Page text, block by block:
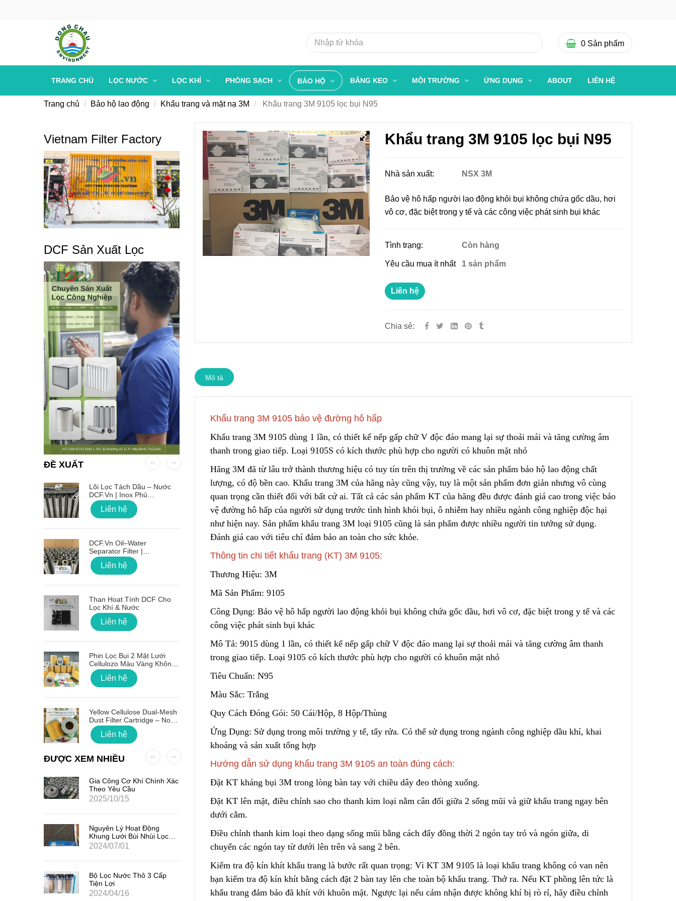
Khẩu trang 3M 9105 lọc bụi N95
Nhà sản xuất: NSX 3M
Bảo vệ hô hấp người lao động khỏi bụi không chứa gốc dầu, hơi
vô cơ, đặc biệt trong y tế và các công việc phát sinh bụi khác
Tình trạng: Còn hàng
Yêu cầu mua ít nhất 1 sản phẩm
Liên hệ
Chia sẻ:
Mô tả
Khẩu trang 3M 9105 bảo vệ đường hô hấp
Khẩu trang 3M 9105 dùng 1 lần, có thiết kế nếp gấp chữ V độc đáo mang lại sự thoải mái và tăng cường âm
thanh trong giao tiếp. Loại 9105S có kích thước phù hợp cho người có khuôn mặt nhỏ
Hãng 3M đã từ lâu trở thành thương hiệu có tuy tín trên thị trường về các sản phẩm bảo hộ lao động chất
lượng, có độ bền cao. Khẩu trang 3M của hãng này cũng vậy, tuy là một sản phẩm đơn giản nhưng vô cùng
quan trọng cần thiết đối với bất cứ ai. Tất cả các sản phẩm KT của hãng đều được đánh giá cao trong việc bảo
vệ đường hô hấp của người sử dụng trước tình hình khói bụi, ô nhiễm hay nhiều ngành công nghiệp độc hại
như hiện nay. Sản phẩm khẩu trang 3M loại 9105 cũng là sản phẩm được nhiều người tin tưởng sử dụng.
Đánh giá cao với tiêu chí đảm bảo an toàn cho sức khỏe.
Thông tin chi tiết khẩu trang (KT) 3M 9105:
Thương Hiệu: 3M
Mã Sản Phẩm: 9105
Công Dụng: Bảo vệ hô hấp người lao động khỏi bụi không chứa gốc dầu, hơi vô cơ, đặc biệt trong y tế và các
công việc phát sinh bụi khác
Mô Tả: 9015 dùng 1 lần, có thiết kế nếp gấp chữ V độc đáo mang lại sự thoải mái và tăng cường âm thanh
trong giao tiếp. Loại 9105 có kích thước phù hợp cho người có khuôn mặt nhỏ
Tiêu Chuẩn: N95
Màu Sắc: Trắng
Quy Cách Đóng Gói: 50 Cái/Hộp, 8 Hộp/Thùng
Ứng Dụng: Sử dụng trong môi trường y tế, tẩy rửa. Có thể sử dụng trong ngành công nghiệp dầu khí, khai
khoáng và sản xuất tổng hợp
Hướng dẫn sử dụng khẩu trang 3M 9105 an toàn đúng cách:
Đặt KT kháng bụi 3M trong lòng bàn tay với chiều dây đeo thòng xuống.
Đặt KT lên mặt, điều chỉnh sao cho thanh kim loại nằm cân đối giữa 2 sống mũi và giữ khẩu trang ngay bên
dưới cằm.
Điều chỉnh thanh kim loại theo dạng sống mũi bằng cách đẩy đồng thời 2 ngón tay trỏ và ngón giữa, di
chuyển các ngón tay từ dưới lên trên và sang 2 bên.
Kiểm tra độ kín khít khẩu trang là bước rất quan trọng: Vì KT 3M 9105 là loại khẩu trang không có van nên
bạn kiểm tra độ kín khít bằng cách đặt 2 bàn tay lên che toàn bộ khẩu trang. Thở ra. Nếu KT phồng lên tức là
khẩu trang đảm bảo đã khít với khuôn mặt. Ngược lại nếu cảm nhận được không khí bị rò rỉ, hãy điều chỉnh
Vietnam Filter Factory
DCF Sản Xuất Lọc
ĐỀ XUẤT
Lõi Lọc Tách Dầu – Nước
DCF.vn | Inox Phủ
PTFE/Teflon
Liên hệ
DCF.vn Oil–Water
Separator Filter |
PTFE/Teflon‑Coated
Stainless Steel
Liên hệ
Than Hoạt Tính DCF Cho
Lọc Khí & Nước
Liên hệ
Phin Lọc Bụi 2 Mặt Lưới
Cellulozo Màu Vàng Không
Ron
Liên hệ
Yellow Cellulose Dual-Mesh
Dust Filter Cartridge – No
Gasket
Liên hệ
Túi Lọc Bụi Acrylic OD Lỗ
200 Dài 500mm
Liên hệ
Liên hệ
Giấy Cellulose Vàng Lõi Lọc
Liên hệ
Lõi Lọc Bụi Pe Kết Nối Ren
Trong
Cao Cấp
Liên hệ
Lõi Lọc Tách Dầu – Nước
DCF.vn | Inox Phủ
PTFE/Teflon
Liên hệ
Lọc Khí & Nước
Phin Lọc Bụi 2 Mặt Lưới
Cellulozo Màu Vàng Không
Gasket
Liên hệ
Túi Lọc Bụi Acrylic OD Lỗ
200 Dài 500mm
Liên hệ
Liên hệ
Lõi Lọc Bụi Pe Kết Nối Ren
Liên hệ
ĐƯỢC XEM NHIỀU
Gia Công Cơ Khí Chính Xác
Theo Yêu Cầu
2025/10/15
Nguyên Lý Hoạt Động
Khung Lưới Bùi Nhùi Lọc
Tách Hơi Dầu
2024/07/01
Bộ Lọc Nước Thô 3 Cấp
Tiện Lợi
2024/04/16
Công Nghệ Sản Xuất Hạt
Nhựa Lewatit S1567
2024/01/15
Cấu Tạo Và Đặc Điểm Của
Sợi Kẽm Chịu Lực
2023/12/11
Cấu Tạo Decal Phản Quang
2023/12/11
Gia Công Cơ Khí Chính Xác
Theo Yêu Cầu
2025/10/15
Nguyên Lý Hoạt Động
Khung Lưới Bùi Nhùi Lọc
Tách Hơi Dầu
2024/07/01
Bộ Lọc Nước Thô 3 Cấp
Tiện Lợi
2024/04/16
2024/01/15
Cấu Tạo Và Đặc Điểm Của
Sợi Kẽm Chịu Lực
Cấu Tạo Decal Phản Quang
2023/12/11
0 Sản phẩm
TRANG CHỦ LỌC NƯỚC LỌC KHÍ PHÒNG SẠCH BẢO HỘ BĂNG KEO MÔI TRƯỜNG ỨNG DỤNG ABOUT LIÊN HỆ
Trang chủ Bảo hộ lao động Khẩu trang và mặt nạ 3M Khẩu trang 3M 9105 lọc bụi N95